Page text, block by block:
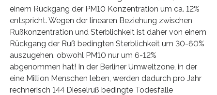
einem Rückgang der PM10 Konzentration um ca. 12%
entspricht. Wegen der linearen Beziehung zwischen
Rußkonzentration und Sterblichkeit ist daher von einem
Rückgang der Ruß bedingten Sterblichkeit um 30-60%
auszugehen, obwohl PM10 nur um 6-12%
abgenommen hat! In der Berliner Umweltzone, in der
eine Million Menschen leben, werden dadurch pro Jahr
rechnerisch 144 Dieselruß bedingte Todesfälle